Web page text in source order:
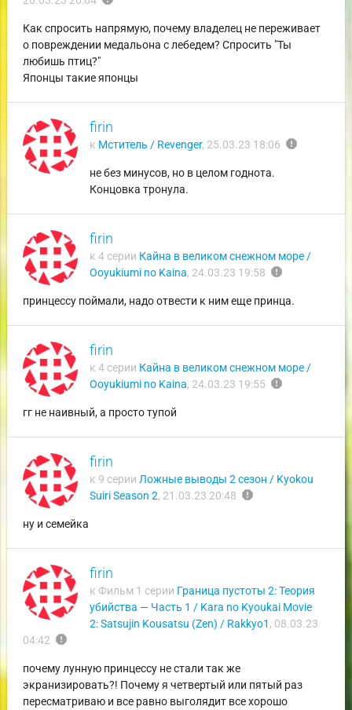
Как спросить напрямую, почему владелец не переживает
о повреждении медальона с лебедем? Спросить "Ты
любишь птиц?"
Японцы такие японцы
firin
к Мститель / Revenger, 25.03.23 18:06 report
не без минусов, но в целом годнота.
Концовка тронула.
firin
к 4 серии Кайна в великом снежном море /
Ooyukiumi no Kaina, 24.03.23 19:58 report
принцессу поймали, надо отвести к ним еще принца.
firin
к 4 серии Кайна в великом снежном море /
Ooyukiumi no Kaina, 24.03.23 19:55 report
гг не наивный, а просто тупой
firin
к 9 серии Ложные выводы 2 сезон / Kyokou
Suiri Season 2, 21.03.23 20:48 report
ну и семейка
firin
к Фильм 1 серии Граница пустоты 2: Теория
убийства — Часть 1 / Kara no Kyoukai Movie
2: Satsujin Kousatsu (Zen) / Rakkyo1 , 08.03.23
04:42 report
почему лунную принцессу не стали так же
экранизировать?! Почему я четвертый или пятый раз
пересматриваю и все равно выголядит все хорошо